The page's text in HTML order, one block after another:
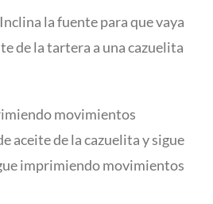
la fuente para que vaya
de la tartera a una cazuelita
movimientos
aceite de la cazuelita y sigue
imprimiendo movimientos